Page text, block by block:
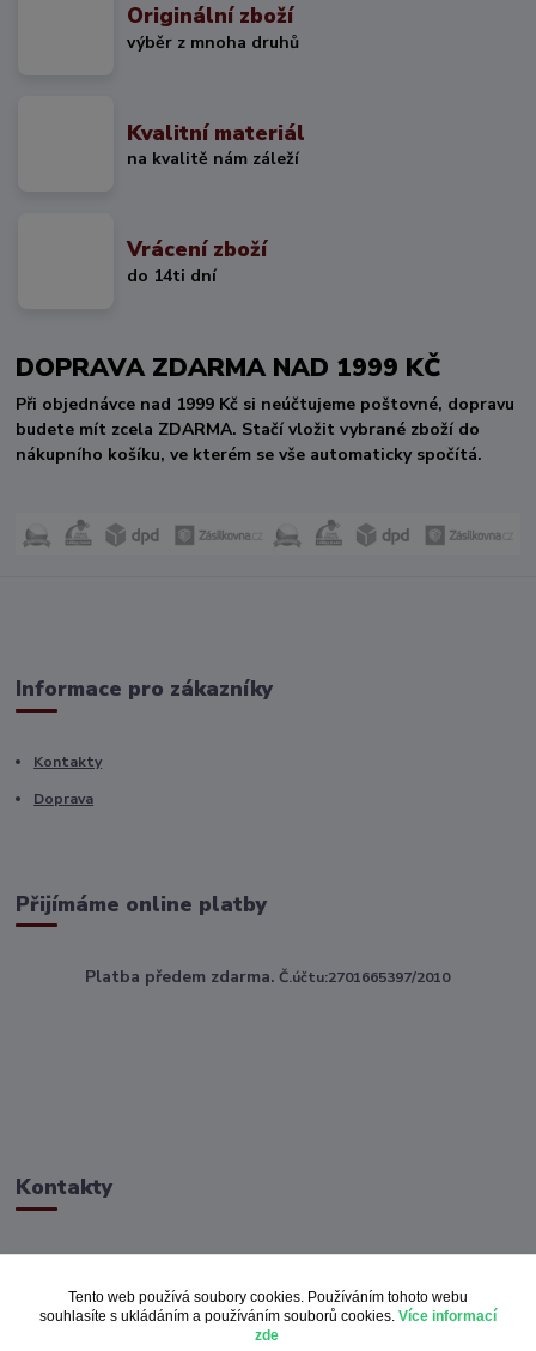
Originální zboží
výběr z mnoha druhů
Kvalitní materiál
na kvalitě nám záleží
Vrácení zboží
do 14ti dní
DOPRAVA ZDARMA NAD 1999 KČ
Při objednávce nad 1999 Kč si neúčtujeme poštovné, dopravu
budete mít zcela ZDARMA. Stačí vložit vybrané zboží do
nákupního košíku, ve kterém se vše automaticky spočítá.
Informace pro zákazníky
Kontakty
Doprava
Přijímáme online platby
Platba předem zdarma. Č.účtu:2701665397/2010
Kontakty
Tento web používá soubory cookies. Používáním tohoto webu
souhlasíte s ukládáním a používáním souborů cookies. Více informací
zde